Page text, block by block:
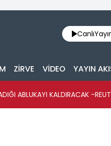
Canlı
ZİRVE VİDEO YAYIN
ABLUKAYI KALDIRACAK -